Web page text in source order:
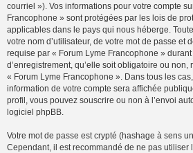
courriel »). Vos informations pour votre compte
Francophone » sont protégées par les lois de
applicables dans le pays qui nous héberge.
votre nom d’utilisateur, de votre mot de passe et
requise par « Forum Lyme Francophone »
d’enregistrement, qu’elle soit obligatoire ou non,
« Forum Lyme Francophone ». Dans tous les
information de votre compte sera affichée
profil, vous pouvez souscrire ou non à l’envoi
logiciel phpBB.
Votre mot de passe est crypté (hashage à sens
Cependant, il est recommandé de ne pas utiliser